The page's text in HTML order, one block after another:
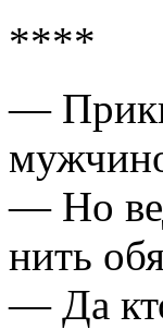
****
—
— Но
нить
— Дa